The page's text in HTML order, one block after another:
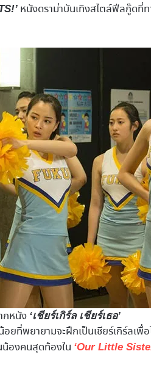
หนังดราม่าบันเทิงสไตล์ฟีลกู๊ดที่ท
กหนัง ‘เชียร์เกิร์ล เชียร์เธอ’
ยที่พยายามจะฝึกเป็นเชียร์เกิร์ลเ
องคนสุดท้องใน ‘Our Little